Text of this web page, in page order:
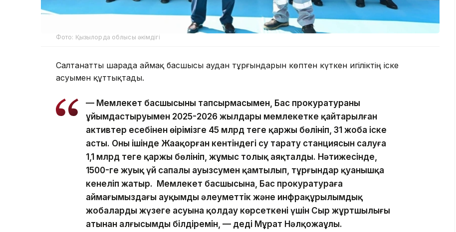
Фото: Қызылорда облысы әкімдігі
Салтанатты шарада аймақ басшысы аудан тұрғындарын көптен күткен игіліктің іске
асуымен құттықтады.
— Мемлекет басшысының тапсырмасымен, Бас прокуратураның
ұйымдастыруымен 2025-2026 жылдары мемлекетке қайтарылған
активтер есебінен өңірімізге 45 млрд теңге қаржы бөлініп, 31 жоба іске
асты. Оның ішінде Жаңақорған кентіндегі су тарату станциясын салуға
1,1 млрд теңге қаржы бөлініп, жұмыс толық аяқталды. Нәтижесінде,
1500-ге жуық үй сапалы ауызсумен қамтылып, тұрғындар қуанышқа
кенеліп жатыр. Мемлекет басшысына, Бас прокуратураға
аймағымыздағы ауқымды әлеуметтік және инфрақұрылымдық
жобалардың жүзеге асуына қолдау көрсеткені үшін Сыр жұртшылығы
атынан алғысымды білдіремін, — деді Мұрат Нәлқожаұлы.